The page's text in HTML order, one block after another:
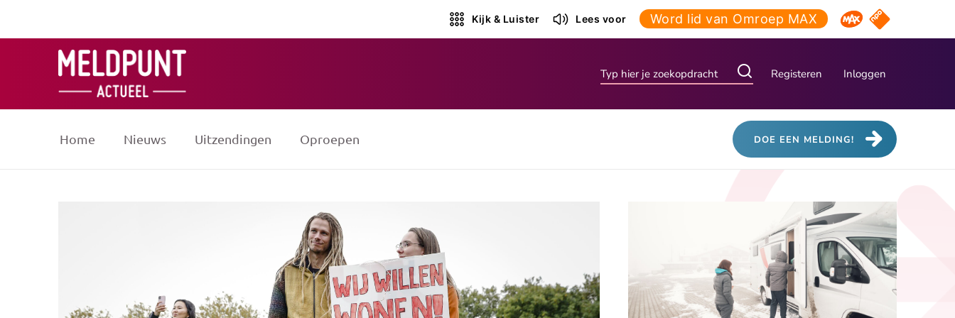
Kijk & Luister Lees voor Word lid van Omroep MAX Omroep MAX
NPO Start
Registeren Inloggen
Home Nieuws Uitzendingen Oproepen DOE EEN MELDING!